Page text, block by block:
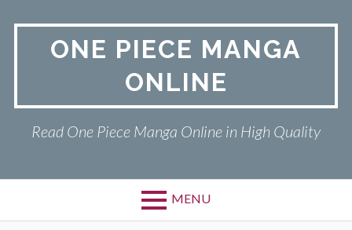
ONE PIECE MANGA
ONLINE
Read One Piece Manga Online in High Quality
MENU